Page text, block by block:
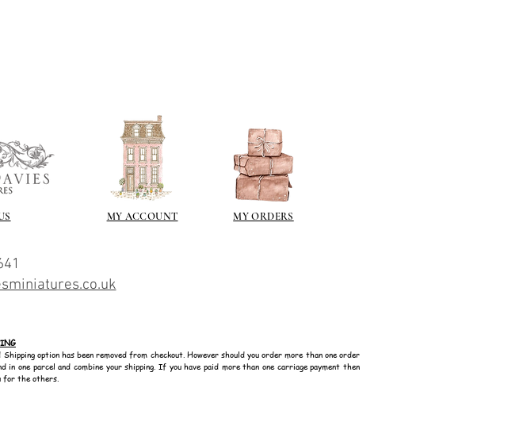
MY ACCOUNT MY ORDERS
880641
Shipping option has been removed from checkout. However should you order more than one order
in one parcel and combine your shipping. If you have paid more than one carriage payment then
for the others.